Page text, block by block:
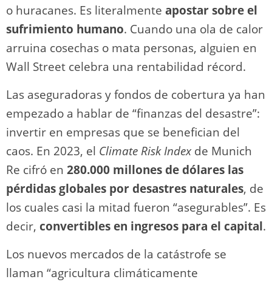
o huracanes. Es literalmente apostar sobre el
sufrimiento humano. Cuando una ola de calor
arruina cosechas o mata personas, alguien en
Wall Street celebra una rentabilidad récord.
Las aseguradoras y fondos de cobertura ya han
empezado a hablar de “finanzas del desastre”:
invertir en empresas que se benefician del
caos. En 2023, el Climate Risk Indexde Munich
Re cifró en 280.000 millones de dólares las
pérdidas globales por desastres naturales, de
los cuales casi la mitad fueron “asegurables”. Es
decir, convertibles en ingresos para el capital.
Los nuevos mercados de la catástrofe se
llaman “agricultura climáticamente